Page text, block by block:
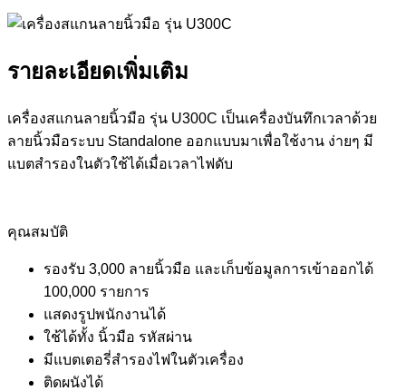
รายละเอียดเพิ่มเติม
เครื่องสแกนลายนิ้วมือ รุ่น U300C เป็นเครื่องบันทึกเวลาด้วย
ลายนิ้วมือระบบ Standalone ออกแบบมาเพื่อใช้งาน ง่ายๆ มี
แบตสำรองในตัวใช้ได้เมื่อเวลาไฟดับ
คุณสมบัติ
รองรับ 3,000 ลายนิ้วมือ และเก็บข้อมูลการเข้าออกได้
100,000 รายการ
แสดงรูปพนักงานได้
ใช้ได้ทั้ง นิ้วมือ รหัสผ่าน
มีแบตเตอรี่สำรองไฟในตัวเครื่อง
ติดผนังได้